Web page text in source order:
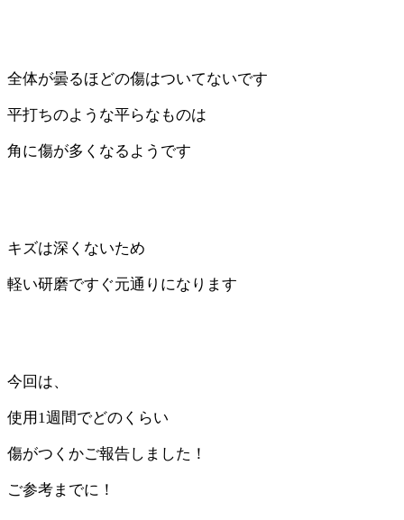
全体が曇るほどの傷はついてないです
平打ちのような平らなものは
角に傷が多くなるようです
キズは深くないため
軽い研磨ですぐ元通りになります
今回は、
使用1週間でどのくらい
傷がつくかご報告しました！
ご参考までに！